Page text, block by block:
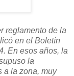
reglamento de la
en el Boletín
En esos años, la
la
a la zona, muy